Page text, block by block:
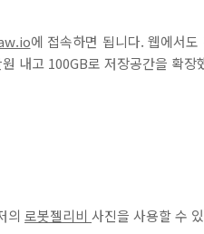
에 접속하면 됩니다. 웹에서
내고 100GB로 저장공간을 확
의 로봇젤리비 사진을 사용할 수